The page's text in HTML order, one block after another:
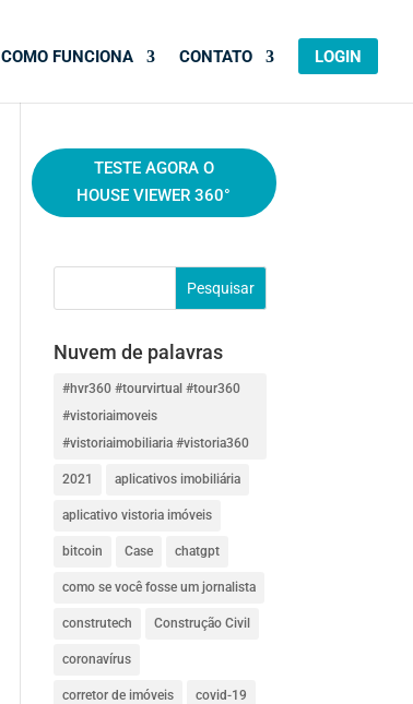
COMO FUNCIONA CONTATO LOGIN
TESTE AGORA O
HOUSE VIEWER 360°
Nuvem de palavras
#hvr360 #tourvirtual #tour360
#vistoriaimoveis
#vistoriaimobiliaria #vistoria360
2021 aplicativos imobiliária
aplicativo vistoria imóveis
bitcoin Case chatgpt
como se você fosse um jornalista
construtech Construção Civil
coronavírus
corretor de imóveis covid-19